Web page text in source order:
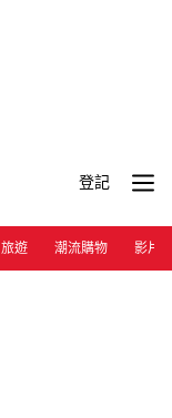
登記
旅遊 潮流購物 影片